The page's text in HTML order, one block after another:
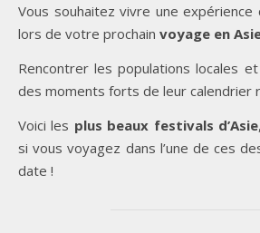
Vous souhaitez vivre une expérience culturelle sans pareil
lors de votre prochain voyage en
Rencontrer les populations locales
des moments forts de leur calendrier
Voici les plus beaux festivals d’Asie
si vous voyagez dans l’une de ces
date !